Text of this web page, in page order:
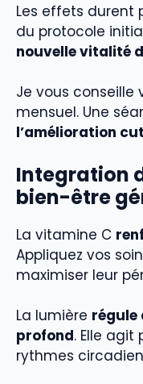
Les effets durent
du protocole
nouvelle vitalité
Je vous conseille
mensuel. Une
l’amélioration
Integration
bien-être
La vitamine C
Appliquez vos
maximiser leur
La lumière régule
profond. Elle agit
rythmes